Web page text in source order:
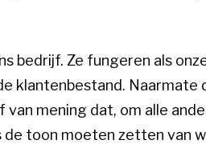
bedrijf. Ze fungeren als
klantenbestand. Naarmate
mening dat, om alle
toon moeten zetten van